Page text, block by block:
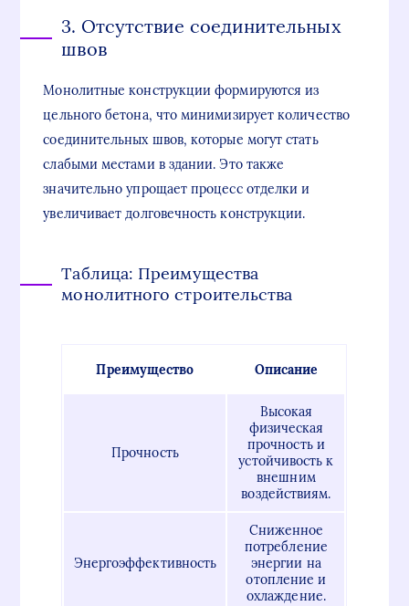
3. Отсутствие соединительных
швов
Монолитные конструкции формируются из
цельного бетона, что минимизирует количество
соединительных швов, которые могут стать
слабыми местами в здании. Это также
значительно упрощает процесс отделки и
увеличивает долговечность конструкции.
Таблица: Преимущества
монолитного строительства
Преимущество Описание
Прочность
Высокая
физическая
прочность и
устойчивость к
внешним
воздействиям.
Энергоэффективность
Сниженное
потребление
энергии на
отопление и
охлаждение.